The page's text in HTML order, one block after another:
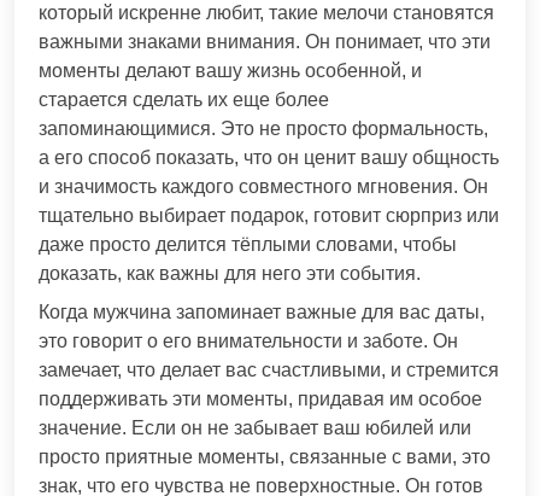
который искренне любит, такие мелочи становятся
важными знаками внимания. Он понимает, что эти
моменты делают вашу жизнь особенной, и
старается сделать их еще более
запоминающимися. Это не просто формальность,
а его способ показать, что он ценит вашу общность
и значимость каждого совместного мгновения. Он
тщательно выбирает подарок, готовит сюрприз или
даже просто делится тёплыми словами, чтобы
доказать, как важны для него эти события.
Когда мужчина запоминает важные для вас даты,
это говорит о его внимательности и заботе. Он
замечает, что делает вас счастливыми, и стремится
поддерживать эти моменты, придавая им особое
значение. Если он не забывает ваш юбилей или
просто приятные моменты, связанные с вами, это
знак, что его чувства не поверхностные. Он готов